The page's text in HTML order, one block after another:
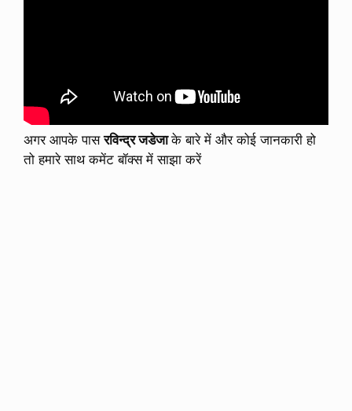
अगर आपके पासरविन्द्र जडेजाके बारे में और कोई जानकारी हो
तो हमारे साथ कमेंट बॉक्स में साझा करें